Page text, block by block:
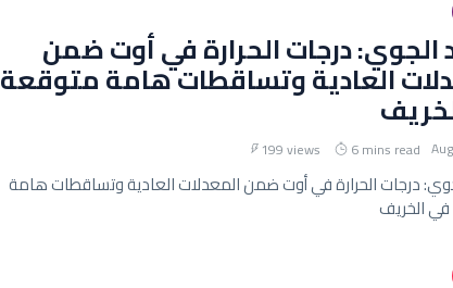
الجوي: درجات الحرارة في أوت ضمن
العادية وتساقطات هامة متوقعة
6 mins read
199 views
درجات الحرارة في أوت ضمن المعدلات العادية وتساقطات هامة
الخريف